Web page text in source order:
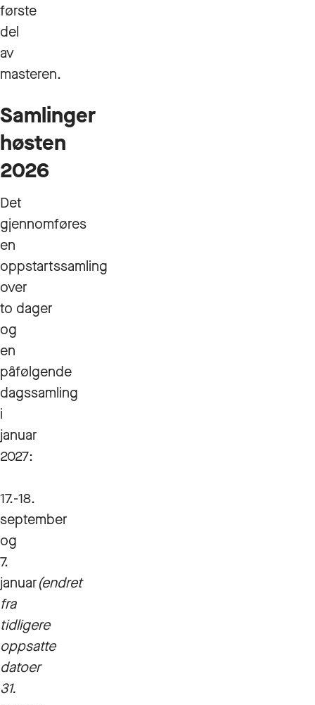
første
del
av
masteren.
Samlinger
høsten
2026
Det
gjennomføres
en
oppstartssamling
over
to dager
og
en
påfølgende
dagssamling
i
januar
2027:
17.-18.
september
og
7.
januar(endret
fra
tidligere
oppsatte
datoer
31.